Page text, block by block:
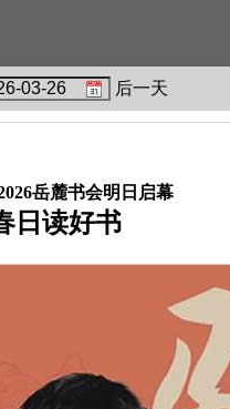
后一天
岳麓书会明日启幕
日读好书